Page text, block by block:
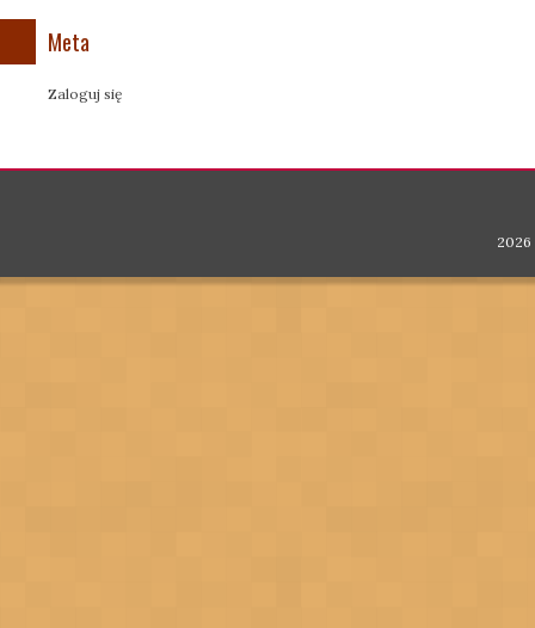
Meta
Zaloguj się
2026